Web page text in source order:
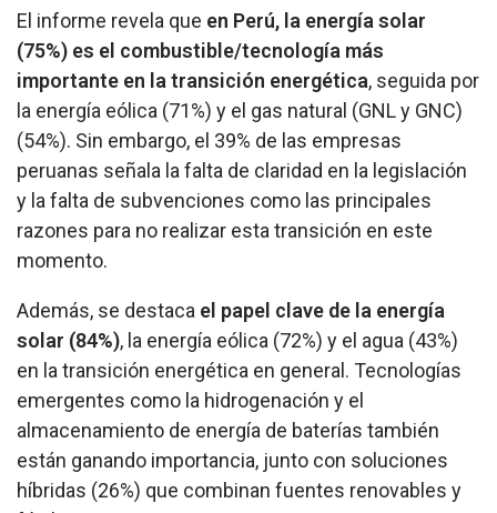
El informe revela que en Perú, la energía solar
(75%) es el combustible/tecnología más
importante en la transición energética, seguida por
la energía eólica (71%) y el gas natural (GNL y GNC)
(54%). Sin embargo, el 39% de las empresas
peruanas señala la falta de claridad en la legislación
y la falta de subvenciones como las principales
razones para no realizar esta transición en este
momento.
Además, se destaca el papel clave de la energía
solar (84%), la energía eólica (72%) y el agua (43%)
en la transición energética en general. Tecnologías
emergentes como la hidrogenación y el
almacenamiento de energía de baterías también
están ganando importancia, junto con soluciones
híbridas (26%) que combinan fuentes renovables y